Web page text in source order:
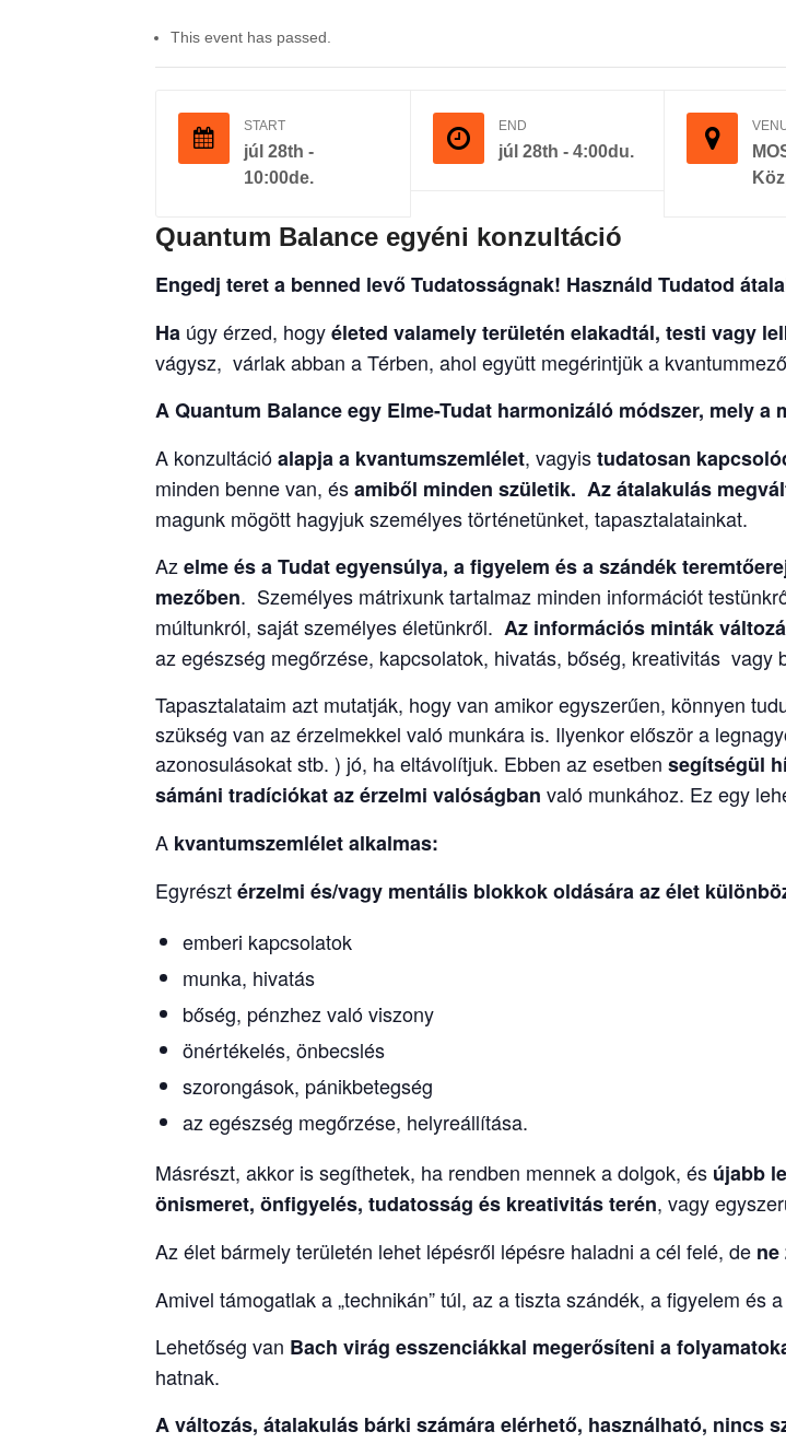
This event has passed.
START
júl 28th -
10:00de.
END
júl 28th - 4:00du.
Quantum Balance egyéni konzultáció
Engedj teret a benned levő Tudatosságnak! Használd Tudatod
Ha úgy érzed, hogyéleted valamely területén elakadtál, testi vagy
vágysz, várlak abban a Térben, ahol együtt megérintjük a
A Quantum Balance egy Elme-Tudat harmonizáló módszer, mely
A konzultációalapja a kvantumszemlélet, vagyistudatosan
minden benne van, ésamiből minden születik. Az átalakulás
magunk mögött hagyjuk személyes történetünket, tapasztalatainkat.
Az elme és a Tudat egyensúlya, a figyelem és a szándék
mezőben. Személyes mátrixunk tartalmaz minden információt
múltunkról, saját személyes életünkről. Az információs minták
az egészség megőrzése, kapcsolatok, hivatás, bőség, kreativitás vagy
Tapasztalataim azt mutatják, hogy van amikor egyszerűen, könnyen
szükség van az érzelmekkel való munkára is. Ilyenkor először a
azonosulásokat stb. ) jó, ha eltávolítjuk. Ebben az esetben segítségül
sámáni tradíciókataz érzelmi valóságban való munkához. Ez egy
A kvantumszemléletalkalmas:
Egyrésztérzelmi és/vagy mentális blokkok oldásáraaz élet
emberi kapcsolatok
munka, hivatás
bőség, pénzhez való viszony
önértékelés, önbecslés
szorongások, pánikbetegség
az egészség megőrzése, helyreállítása.
Másrészt, akkor is segíthetek, ha rendben mennek a dolgok, és újabb
önismeret, önfigyelés, tudatosság és kreativitás terén, vagy
Az élet bármely területén lehet lépésről lépésre haladni a cél felé, de
Amivel támogatlak a „technikán” túl, az a tiszta szándék, a figyelem és
Lehetőség van Bach virág esszenciákkal megerősíteni a
hatnak.
A változás, átalakulás bárki számára elérhető, használható, nincs